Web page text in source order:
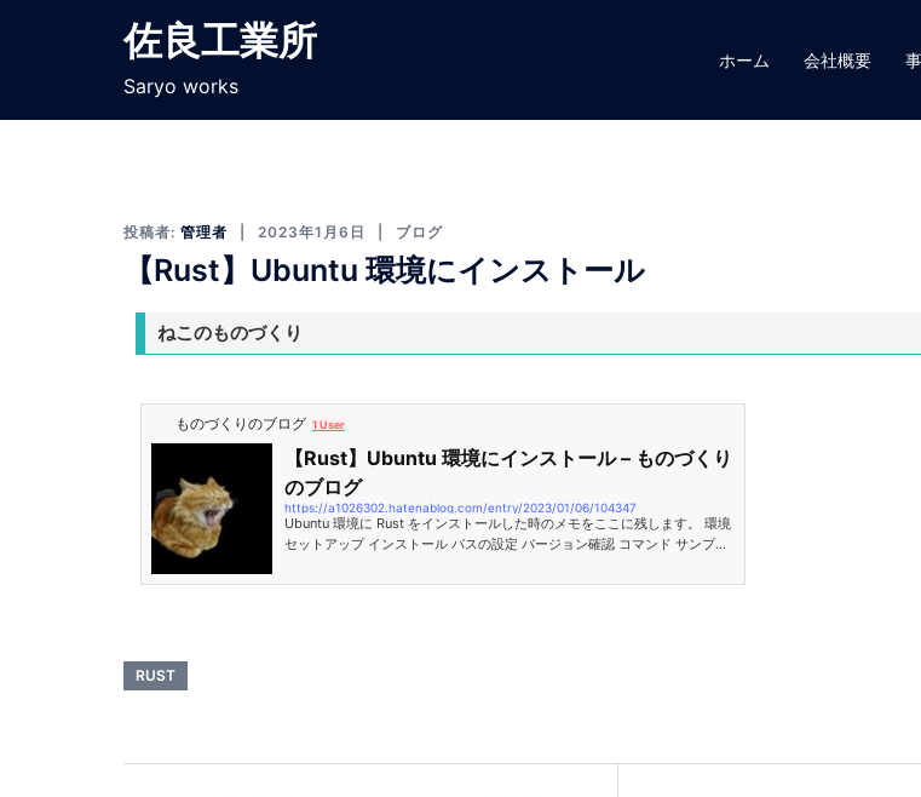
佐良工業所
Saryo works
ホーム 会社概要
投稿者: 管理者 2023年1月6日 ブログ
【Rust】Ubuntu 環境にインストール
ねこのものづくり
ものづくりのブログ 1 User
【Rust】Ubuntu 環境にインストール – ものづくり
のブログ
https://a1026302.hatenablog.com/entry/2023/01/06/104347
Ubuntu 環境に Rust をインストールした時のメモをここに残します。 環境
セットアップ インストール パスの設定 バージョン確認 コマンド サンプル
1.66.0 セットアップ インストール $ curl https://sh.rustup.rs -sSf | sh パ
RUST